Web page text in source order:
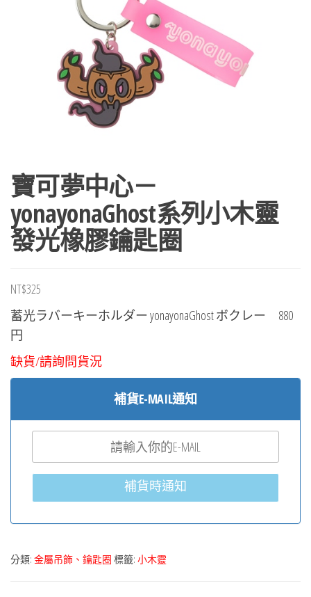
寶可夢中心－
yonayonaGhost系列小木靈
發光橡膠鑰匙圈
NT$325
蓄光ラバーキーホルダー yonayonaGhost ボクレー 880
円
缺貨/請詢問貨況
補貨E-MAIL通知
補貨時通知
分類: 金屬吊飾、鑰匙圈 標籤: 小木靈